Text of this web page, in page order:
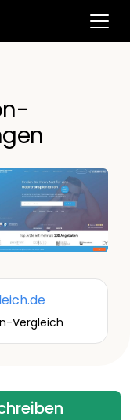
Vergleich